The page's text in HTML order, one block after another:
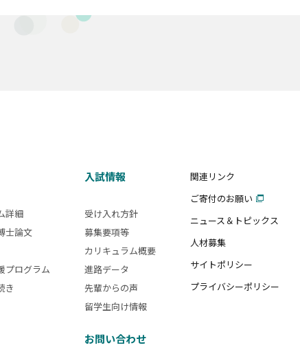
詳細
士論文
プログラム
き
入試情報
受け入れ方針
募集要項等
カリキュラム概要
進路データ
先輩からの声
留学生向け情報
お問い合わせ
関連リンク
ご寄付のお願い
ニュース＆トピックス
人材募集
サイトポリシー
プライバシーポリシー